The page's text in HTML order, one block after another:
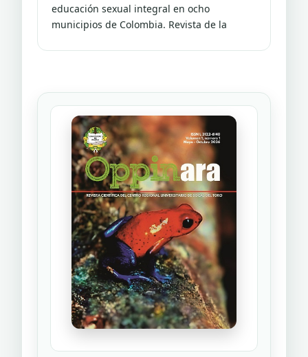
educación sexual integral en ocho
municipios de Colombia. Revista de la
Arias, J. L. (2021). Guía para elaborar la
operacionalización de variables. Espacio
I+D, Innovación más Desarrollo, 10(28).
Obtenido de
https://doi.org/10.31644/IMASD.28.2021.a02
Armoa, C., Mendez, J. M., Martínez, P., y
Estigarribia, G. (2020). Conocimientos,
actitudes y prácticas sobre salud sexual y
reproductiva en estudiantes del nivel
medio de centros educativos del distrito
de RI3 Corrales, 2018. Medicina clínica y
social. Obtenido de
http://scielo.iics.una.py/scielo.php?
script=sci_arttext&pid=S252122812020000100004
Batista, L. (2022). Bocas del Toro registra